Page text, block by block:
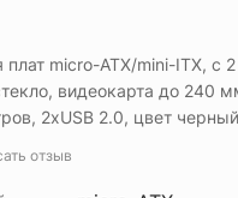
плат micro-ATX/mini-ITX, с
видеокарта до 240
2xUSB 2.0, цвет черный
отзыв